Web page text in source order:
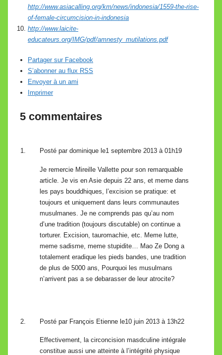
http://www.asiacalling.org/km/news/indonesia/1559-the-rise-
of-female-circumcision-in-indonesia
http://www.laicite-
educateurs.org/IMG/pdf/amnesty_mutilations.pdf
Partager sur Facebook
S’abonner au flux RSS
Envoyer à un ami
Imprimer
5 commentaires
Posté par dominique le1 septembre 2013 à 01h19
Je remercie Mireille Vallette pour son remarquable
article. Je vis en Asie depuis 22 ans, et meme dans
les pays bouddhiques, l’excision se pratique: et
toujours et uniquement dans leurs communautes
musulmanes. Je ne comprends pas qu’au nom
d’une tradition (toujours discutable) on continue a
torturer. Excision, tauromachie, etc. Meme lutte,
meme sadisme, meme stupidite… Mao Ze Dong a
totalement eradique les pieds bandes, une tradition
de plus de 5000 ans, Pourquoi les musulmans
n’arrivent pas a se debarasser de leur atrocite?
Posté par François Etienne le10 juin 2013 à 13h22
Effectivement, la circoncision masdculine intégrale
constitue aussi une atteinte à l’intégrité physique